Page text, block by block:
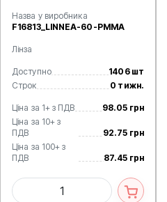
Назва у виробника
F16813_LINNEA-60-PMMA
Лінза
Доступно
1406 шт
Строк
0 тижн.
Ціна за 1+ з ПДВ
98.05 грн
Ціна за 10+ з
ПДВ
92.75 грн
Ціна за 100+ з
ПДВ
87.45 грн